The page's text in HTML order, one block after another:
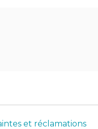
et réclamations